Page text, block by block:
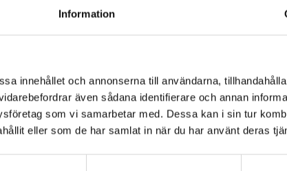
Information
innehållet och annonserna till användarna,
även sådana identifierare och annan
som vi samarbetar med. Dessa kan i sin tur
eller som de har samlat in när du har använt deras
Stitch nålar nr 90 5-pack
trådar
Schmetz
För
67 kr